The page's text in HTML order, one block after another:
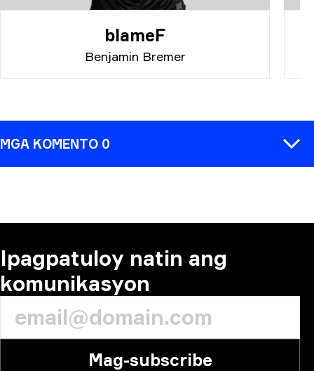
blameF
Benjamin Bremer
MGA KOMENTO 0
Ipagpatuloy natin ang
komunikasyon
Mag-subscribe